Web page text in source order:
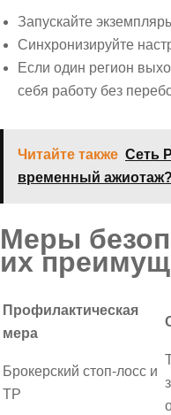
Запускайте
Синхронизируйте
Если один регион
себя работу без
Читайте также Сеть
временный ажиотаж?
Меры
их
Профилактическая
мера
Брокерский стоп-лосс и
TP